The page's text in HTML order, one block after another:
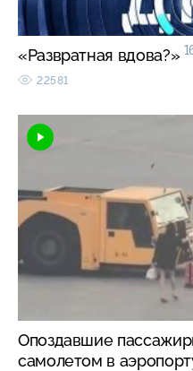
«Развратная вдова?»
22581
Опоздавшие
самолетом в